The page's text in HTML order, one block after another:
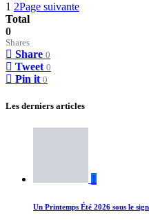
1 2Page suivante
Total
0
Shares
Share 0
Tweet 0
Pin it 0
Les derniers articles
1
Un Printemps Été 2026 sous le